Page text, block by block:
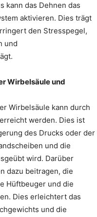
kann das Dehnen das
aktivieren. Dies trägt
den Stresspegel,
und
Wirbelsäule und
Wirbelsäule kann durch
werden. Dies ist
des Drucks oder der
und die
wird. Darüber
dazu beitragen, die
Hüftbeuger und die
Dies erleichtert das
und die